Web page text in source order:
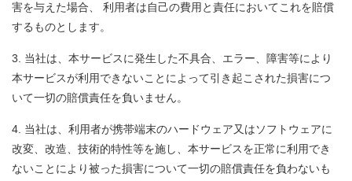
害を与えた場合、 利用者は自己の費用と責任においてこれを賠償
するものとします。
当社は、本サービスに発生した不具合、エラー、障害等により
本サービスが利用できないことによって引き起こされた損害につ
いて一切の賠償責任を負いません。
当社は、利用者が携帯端末のハードウェア又はソフトウェアに
改変、改造、技術的特性等を施し、本サービスを正常に利用でき
ないことにより被った損害について一切の賠償責任を負わないも